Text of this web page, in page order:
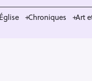
Chroniques Art